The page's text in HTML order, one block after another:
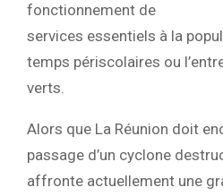
fonctionnement de
services essentiels à la
temps périscolaires ou
verts.
Alors que La Réunion doit
passage d’un cyclone
affronte actuellement une